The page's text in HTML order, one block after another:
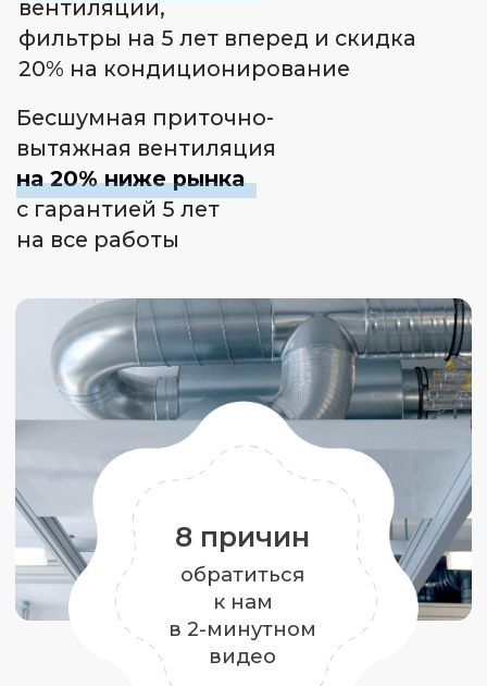
В доме всегда свежий воздух
комфортной температуры
Подбираем установку, которая
гарантировано доставит нужное
количество воздуха в помещение
и обеспечит правильный
воздухообмен
Стоимость вентиляции
на 15−20% ниже рынка
Благодаря грамотному проекту
мы сразу рассчитываем точную
стоимость.
Нам не нужно закладывать
в договор 10−20% про запас, как
это делают другие
Расчет сметы
обратиться
к нам
в 2-минутном
видео
8 причин